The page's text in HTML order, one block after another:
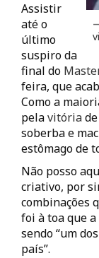
Assistir
até o
último
suspiro da
final do
feira, que
Como a
pelavitória
soberba e
estômago de
Não posso
criativo, por
combinações
foi à toa que
sendo “um
país”.